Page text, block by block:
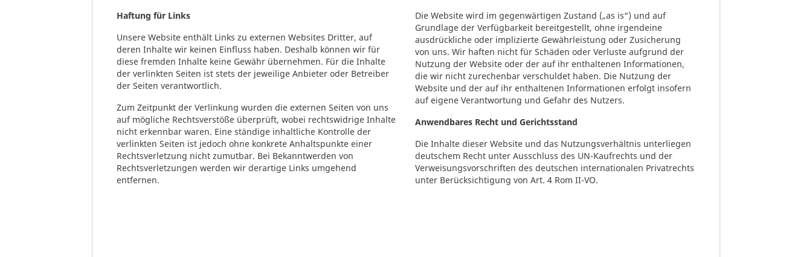
Haftung für Links
Unsere Website enthält Links zu externen Websites Dritter, auf
deren Inhalte wir keinen Einfluss haben. Deshalb können wir für
diese fremden Inhalte keine Gewähr übernehmen. Für die Inhalte
der verlinkten Seiten ist stets der jeweilige Anbieter oder Betreiber
der Seiten verantwortlich.
Zum Zeitpunkt der Verlinkung wurden die externen Seiten von uns
auf mögliche Rechtsverstöße überprüft, wobei rechtswidrige Inhalte
nicht erkennbar waren. Eine ständige inhaltliche Kontrolle der
verlinkten Seiten ist jedoch ohne konkrete Anhaltspunkte einer
Rechtsverletzung nicht zumutbar. Bei Bekanntwerden von
Rechtsverletzungen werden wir derartige Links umgehend
entfernen.
Die Website wird im gegenwärtigen Zustand („as is“) und auf
Grundlage der Verfügbarkeit bereitgestellt, ohne irgendeine
ausdrückliche oder implizierte Gewährleistung oder Zusicherung
von uns. Wir haften nicht für Schäden oder Verluste aufgrund der
Nutzung der Website oder der auf ihr enthaltenen Informationen,
die wir nicht zurechenbar verschuldet haben. Die Nutzung der
Website und der auf ihr enthaltenen Informationen erfolgt insofern
auf eigene Verantwortung und Gefahr des Nutzers.
Anwendbares Recht und Gerichtsstand
Die Inhalte dieser Website und das Nutzungsverhältnis unterliegen
deutschem Recht unter Ausschluss des UN-Kaufrechts und der
Verweisungsvorschriften des deutschen internationalen Privatrechts
unter Berücksichtigung von Art. 4 Rom II-VO.